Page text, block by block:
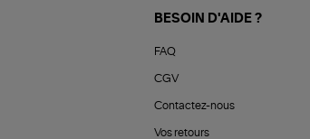
BESOIN D'AIDE ?
FAQ
CGV
Contactez-nous
Vos retours